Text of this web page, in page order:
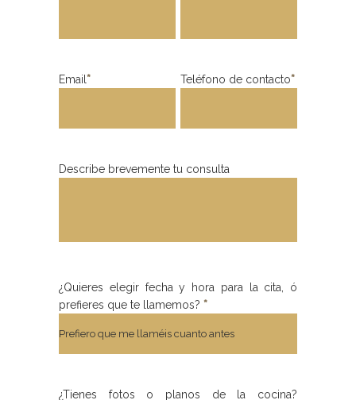
Email * Teléfono de contacto*
Describe brevemente tu consulta
¿Quieres elegir fecha y hora para la cita, ó
prefieres que te llamemos? *
¿Tienes fotos o planos de la cocina?